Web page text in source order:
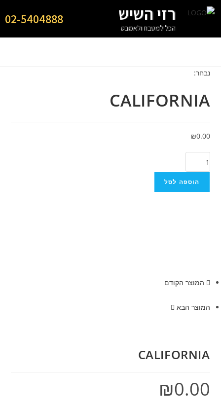
רזי השיש
הכל למטבח ולאמבט
02-5404888
נבחר:
CALIFORNIA
₪0.00
הוספה לסל
המוצר הקודם
המוצר הבא
CALIFORNIA
₪0.00